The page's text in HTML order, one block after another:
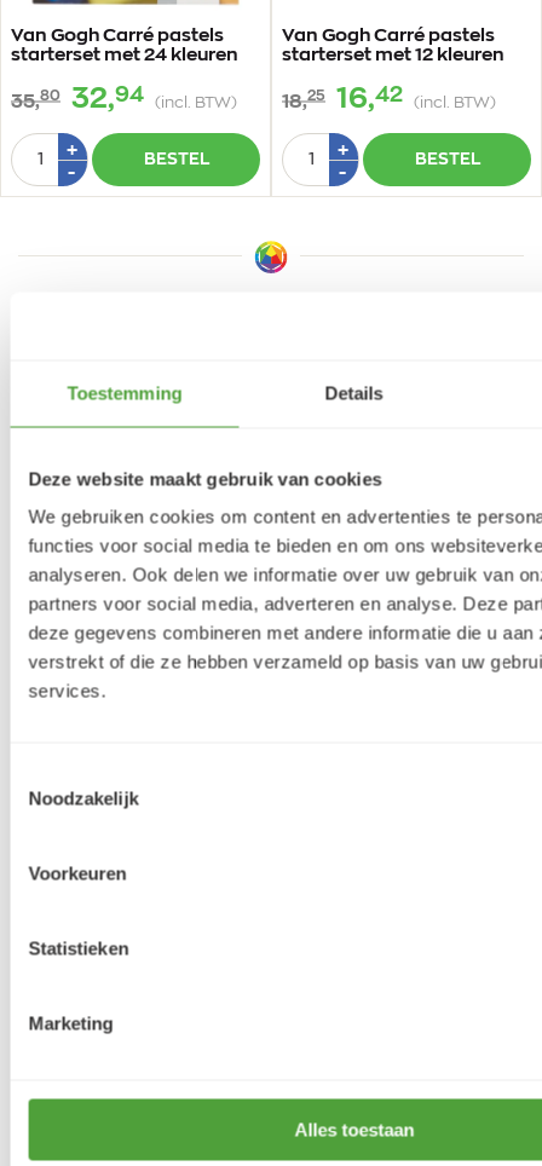
Toestemming Details
Deze website maakt gebruik van cookies
We gebruiken cookies om content en advertenties te
functies voor social media te bieden en om ons
analyseren. Ook delen we informatie over uw gebruik van
partners voor social media, adverteren en analyse. Deze
deze gegevens combineren met andere informatie die u aan
verstrekt of die ze hebben verzameld op basis van uw
services.
Noodzakelijk
Voorkeuren
Statistieken
Marketing
Alles toestaan
Van Gogh Carré pastels
starterset met 24 kleuren
35,80 32,94 (incl. BTW)
Aantal
+Plus
1
-Min
1
BESTEL
Van Gogh Carré pastels
starterset met 12 kleuren
18,25 16,42 (incl. BTW)
Aantal
+Plus
1
-Min
1
BESTEL
How to: Maak een hippe vakantietas!
& Outdoor en Metallic is dat een eitje. Samen
hoe!